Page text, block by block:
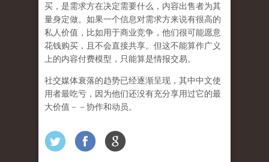
买，是需求方在决定需要什么，内容出售者为其
量身定做。如果一个信息对需求方来说有很高的
私人价值，比如用于商业竞争，他们很可能愿意
花钱购买，且不会直接共享。但这不能算作广义
上的内容付费模型，只能算是情报交易。
社交媒体衰落的趋势已经逐渐呈现，其中中文使
用者最吃亏，因为他们还没有充分享用过它的最
大价值－－协作和动员。